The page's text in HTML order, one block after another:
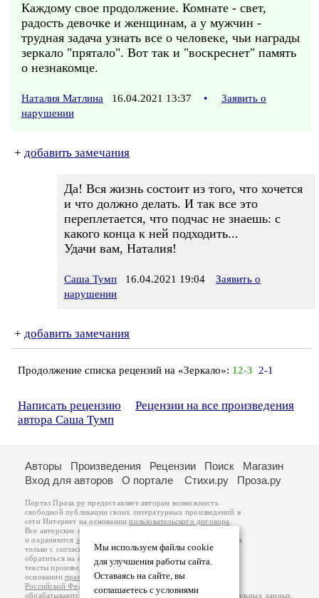
Каждому свое продолжение. Комнате - свет,
радость девочке и женщинам, а у мужчин -
трудная задача узнать все о человеке, чьи награды
зеркало "прятало". Вот так и "воскреснет" память
о незнакомце.
Наталия Матлина 16.04.2021 13:37 •
Заявить о
нарушении
+ добавить замечания
Да! Вся жизнь состоит из того, что хочется
и что должно делать. И так все это
переплетается, что подчас не знаешь: с
какого конца к ней подходить...
Удачи вам, Наталия!
Саша Тумп 16.04.2021 19:04
Заявить о
нарушении
+ добавить замечания
Продолжение списка рецензий на «Зеркало»: 12-3 2-1
Написать рецензию
Рецензии на все произведения
автора Саша Тумп
Мы используем файлы cookie
для улучшения работы сайта.
Оставаясь на сайте, вы
соглашаетесь с условиями
Авторы Произведения Рецензии Поиск
Магазин
Вход для авторов
О портале Стихи.ру Проза.ру
Портал Проза.ру предоставляет авторам возможность
свободной публикации своих литературных произведений в
сети Интернет на основаниипользовательского договора
Все авторские права на произведения принадлежат авторам
и охраняются законом
. Перепечатка произведений возможна
только с согласия его автора, к которому вы можете
обратиться на его авторской странице. Ответственность за
тексты произведений авторы несут самостоятельно на
основанииправил публикацииизаконодательства
Российской Федерации
обрабатываются на основанииПолитики обработки персональных данных